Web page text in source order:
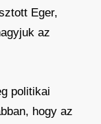
Eger,
az
politikai
hogy az